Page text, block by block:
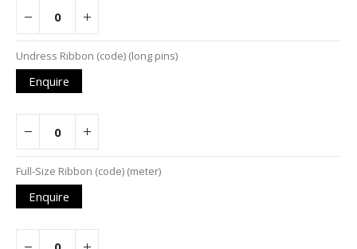
Undress Ribbon (code) (long pins)
Enquire
Full-Size Ribbon (code) (meter)
Enquire